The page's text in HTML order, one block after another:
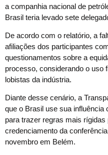
a companhia nacional de
Brasil teria levado sete
De acordo com o relatório, a
afiliações dos participantes
questionamentos sobre a
processo, considerando o uso
lobistas da indústria.
Diante desse cenário, a
que o Brasil use sua influência
para trazer regras mais
credenciamento da
novembro em Belém.